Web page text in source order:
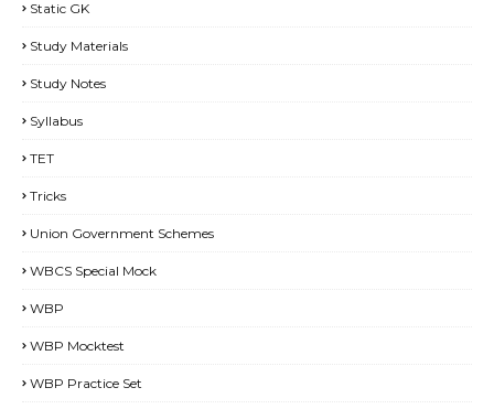
Static GK
Study Materials
Study Notes
Syllabus
TET
Tricks
Union Government Schemes
WBCS Special Mock
WBP
WBP Mocktest
WBP Practice Set